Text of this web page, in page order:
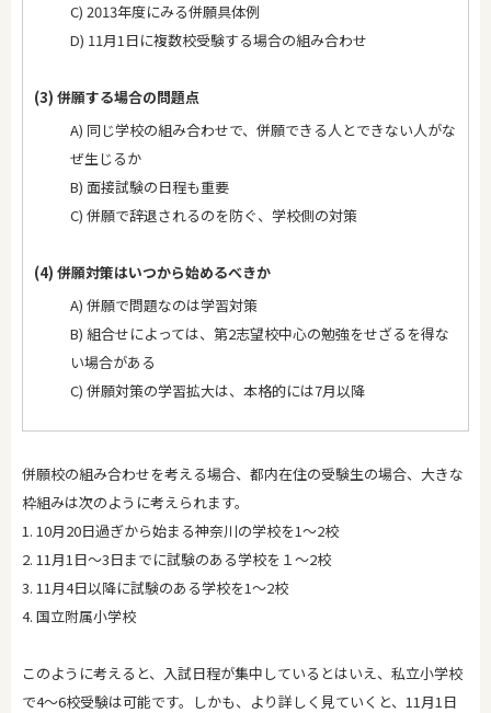
C) 2013年度にみる併願具体例
D) 11月1日に複数校受験する場合の組み合わせ
(3) 併願する場合の問題点
A) 同じ学校の組み合わせで、併願できる人とできない人がな
ぜ生じるか
B) 面接試験の日程も重要
C) 併願で辞退されるのを防ぐ、学校側の対策
(4) 併願対策はいつから始めるべきか
A) 併願で問題なのは学習対策
B) 組合せによっては、第2志望校中心の勉強をせざるを得な
い場合がある
C) 併願対策の学習拡大は、本格的には7月以降
併願校の組み合わせを考える場合、都内在住の受験生の場合、大きな
枠組みは次のように考えられます。
1. 10月20日過ぎから始まる神奈川の学校を1～2校
2. 11月1日～3日までに試験のある学校を１～2校
3. 11月4日以降に試験のある学校を1～2校
4. 国立附属小学校
このように考えると、入試日程が集中しているとはいえ、私立小学校
で4～6校受験は可能です。しかも、より詳しく見ていくと、11月1日